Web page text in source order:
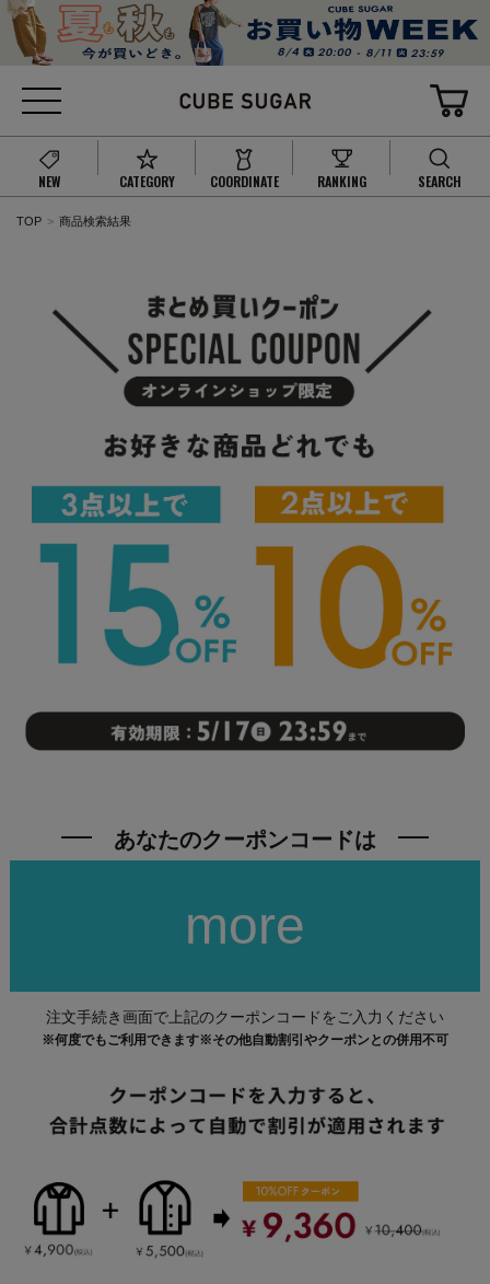
NEW CATEGORY COORDINATE RANKING SEARCH
TOP 商品検索結果
あなたのクーポンコードは
more
注文手続き画面で上記のクーポンコードをご入力ください
※何度でもご利用できます※その他自動割引やクーポンとの併用不可